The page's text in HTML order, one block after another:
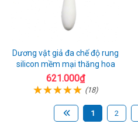
Dương vật giả đa chế độ rung
silicon mềm mại thăng hoa
621.000₫
(18)
1 2